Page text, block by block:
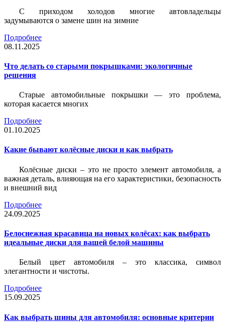
С приходом холодов многие автовладельцы
задумываются о замене шин на зимние
Подробнее
08.11.2025
Что делать со старыми покрышками: экологичные
решения
Старые автомобильные покрышки — это проблема,
которая касается многих
Подробнее
01.10.2025
Какие бывают колёсные диски и как выбрать
Колёсные диски – это не просто элемент автомобиля, а
важная деталь, влияющая на его характеристики, безопасность
и внешний вид
Подробнее
24.09.2025
Белоснежная красавица на новых колёсах: как выбрать
идеальные диски для вашей белой машины
Белый цвет автомобиля – это классика, символ
элегантности и чистоты.
Подробнее
15.09.2025
Как выбрать шины для автомобиля: основные критерии